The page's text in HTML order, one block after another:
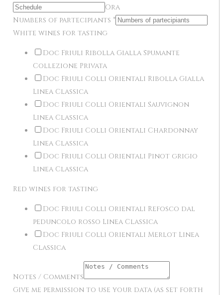
Ora
Numbers of partecipiants *
White wines for tasting
Doc Friuli Ribolla Gialla Spumante
Collezione Privata
Doc Friuli Colli Orientali Ribolla Gialla
Linea Classica
Doc Friuli Colli Orientali Sauvignon
Linea Classica
Doc Friuli Colli Orientali Chardonnay
Linea Classica
Doc Friuli Colli Orientali Pinot grigio
Linea Classica
Red wines for tasting
Doc Friuli Colli Orientali Refosco dal
peduncolo rosso Linea Classica
Doc Friuli Colli Orientali Merlot Linea
Classica
Notes / Comments
Give me permission to use your data (as set forth